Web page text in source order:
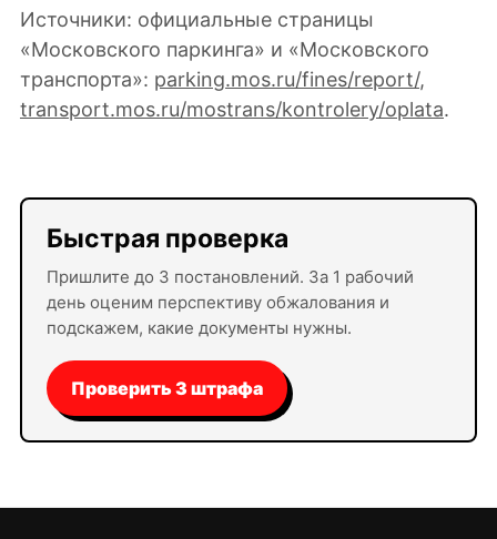
Источники: официальные страницы
«Московского паркинга» и «Московского
транспорта»: parking.mos.ru/fines/report/,
transport.mos.ru/mostrans/kontrolery/oplata.
Быстрая проверка
Пришлите до 3 постановлений. За 1 рабочий
день оценим перспективу обжалования и
подскажем, какие документы нужны.
Проверить 3 штрафа